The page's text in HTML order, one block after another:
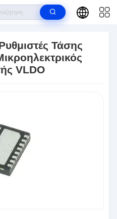
Γραμμικός Ρυθμιστής
Τάσης
VLDO